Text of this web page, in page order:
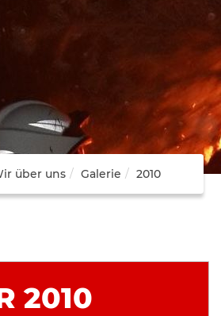
über uns Galerie 2010
2010